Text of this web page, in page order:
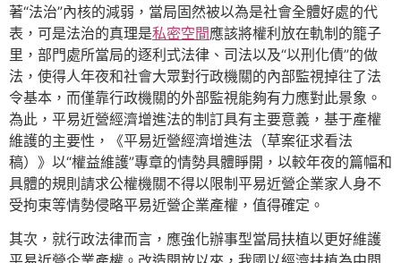
著“法治”內核的減弱，當局固然被以為是社會全體好處的代
表，可是法治的真理是私密空間應該將權利放在軌制的籠子
里，部門處所當局的逐利式法律、司法以及“以刑化債”的做
法，使得人年夜和社會大眾對行政機關的內部監視掉往了法
令基本，而僅靠行政機關的外部監視能夠有力應對此景象。
為此，平易近營經濟增進法的制訂具有主要意義，基于產權
維護的主要性，《平易近營經濟增進法（草案征求看法
稿）》以“權益維護”專章的情勢具體睜開，以較年夜的篇幅和
具體的規則請求公權機關不得以限制平易近營企業家人身不
受拘束等情勢侵略平易近營企業產權，值得確定。
其次，就行政法律而言，應強化辦事型當局扶植以更好維護